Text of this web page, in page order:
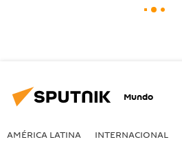
Mundo
AMÉRICA LATINA INTERNACIONAL